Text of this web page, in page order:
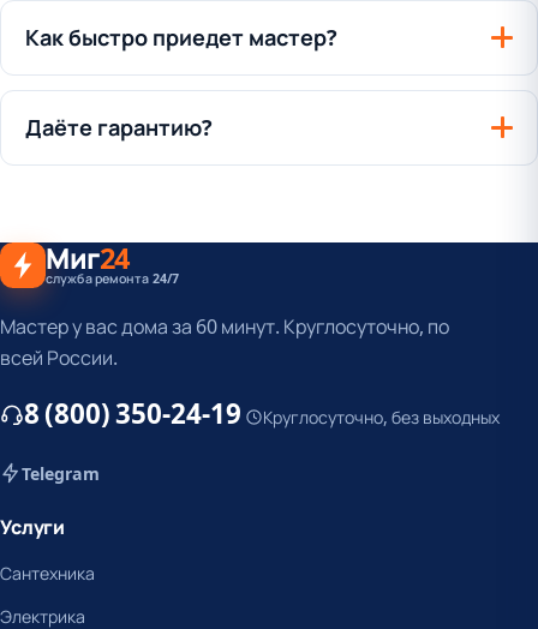
Как быстро приедет мастер?
Даёте гарантию?
Миг24
служба ремонта 24/7
Мастер у вас дома за 60 минут. Круглосуточно, по
всей России.
8 (800) 350-24-19 Круглосуточно, без выходных
Telegram
Услуги
Сантехника
Электрика